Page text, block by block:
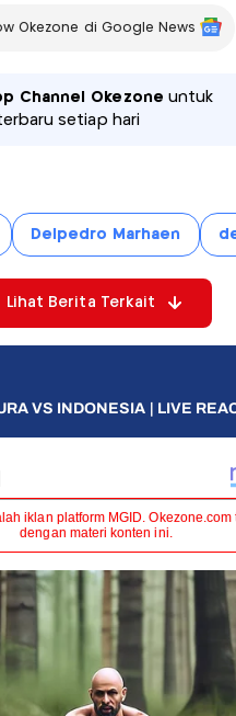
Okezone di Google News
Channel Okezone untuk
setiap hari
Delpedro Marhaen
Lihat Berita Terkait
VS INDONESIA | LIVE